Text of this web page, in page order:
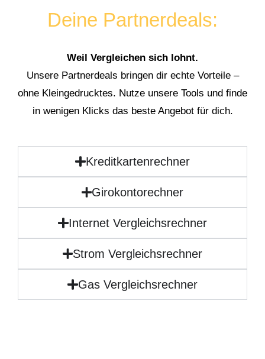
Deine Partnerdeals:
Weil Vergleichen sich lohnt.
Unsere Partnerdeals bringen dir echte Vorteile –
ohne Kleingedrucktes. Nutze unsere Tools und finde
in wenigen Klicks das beste Angebot für dich.
Kreditkartenrechner
Girokontorechner
Internet Vergleichsrechner
Strom Vergleichsrechner
Gas Vergleichsrechner